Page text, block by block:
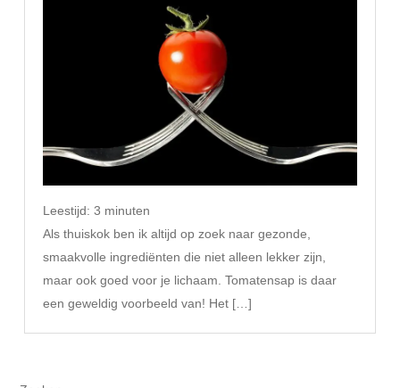
Leestijd: 3 minuten
Als thuiskok ben ik altijd op zoek naar gezonde,
smaakvolle ingrediënten die niet alleen lekker zijn,
maar ook goed voor je lichaam. Tomatensap is daar
een geweldig voorbeeld van! Het […]